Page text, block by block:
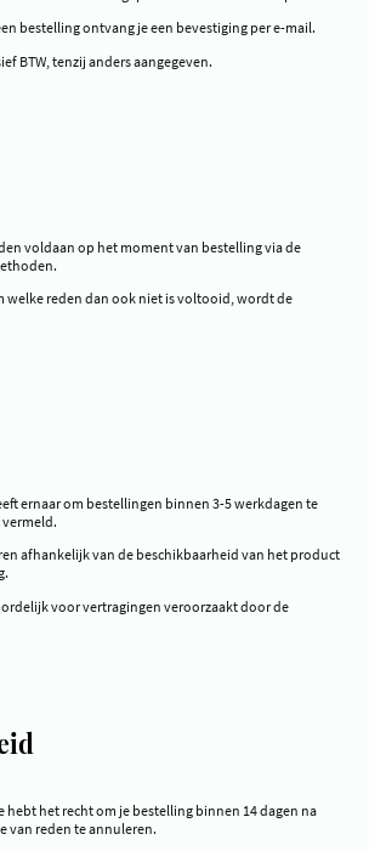
bestelling ontvang je een bevestiging per e-mail.
BTW, tenzij anders aangegeven.
voldaan op het moment van bestelling via de
welke reden dan ook niet is voltooid, wordt de
ernaar om bestellingen binnen 3-5 werkdagen te
afhankelijk van de beschikbaarheid van het product
voor vertragingen veroorzaakt door de
hebt het recht om je bestelling binnen 14 dagen na
van reden te annuleren.